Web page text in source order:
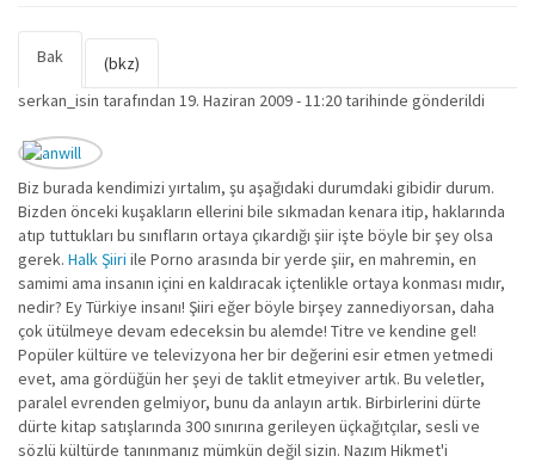
Birincil sekmeler
Bak
sekme)
(bkz)
serkan_isin tarafından 19. Haziran 2009 - 11:20 tarihinde gönderildi
Biz burada kendimizi yırtalım, şu aşağıdaki durumdaki gibidir durum.
Bizden önceki kuşakların ellerini bile sıkmadan kenara itip, haklarında
atıp tuttukları bu sınıfların ortaya çıkardığı şiir işte böyle bir şey olsa
gerek. Halk Şiiri ile Porno arasında bir yerde şiir, en mahremin, en
samimi ama insanın içini en kaldıracak içtenlikle ortaya konması mıdır,
nedir? Ey Türkiye insanı! Şiiri eğer böyle birşey zannediyorsan, daha
çok ütülmeye devam edeceksin bu alemde! Titre ve kendine gel!
Popüler kültüre ve televizyona her bir değerini esir etmen yetmedi
evet, ama gördüğün her şeyi de taklit etmeyiver artık. Bu veletler,
paralel evrenden gelmiyor, bunu da anlayın artık. Birbirlerini dürte
dürte kitap satışlarında 300 sınırına gerileyen üçkağıtçılar, sesli ve
sözlü kültürde tanınmanız mümkün değil sizin. Nazım Hikmet'i